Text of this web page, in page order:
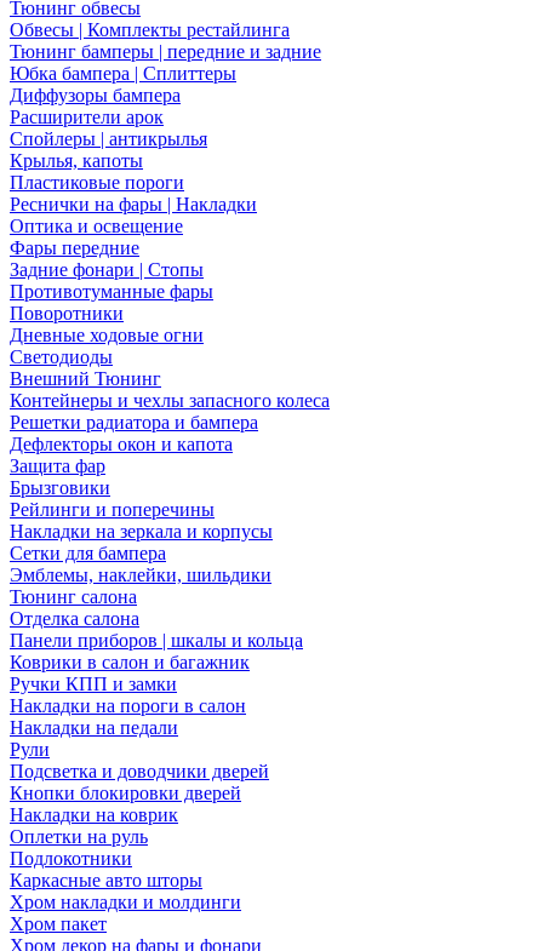
Тюнинг обвесы
Обвесы | Комплекты рестайлинга
Тюнинг бамперы | передние и задние
Юбка бампера | Сплиттеры
Диффузоры бампера
Расширители арок
Спойлеры | антикрылья
Крылья, капоты
Пластиковые пороги
Реснички на фары | Накладки
Оптика и освещение
Фары передние
Задние фонари | Стопы
Противотуманные фары
Поворотники
Дневные ходовые огни
Светодиоды
Внешний Тюнинг
Контейнеры и чехлы запасного колеса
Решетки радиатора и бампера
Дефлекторы окон и капота
Защита фар
Брызговики
Рейлинги и поперечины
Накладки на зеркала и корпусы
Сетки для бампера
Эмблемы, наклейки, шильдики
Тюнинг салона
Отделка салона
Панели приборов | шкалы и кольца
Коврики в салон и багажник
Ручки КПП и замки
Накладки на пороги в салон
Накладки на педали
Рули
Подсветка и доводчики дверей
Кнопки блокировки дверей
Накладки на коврик
Оплетки на руль
Подлокотники
Каркасные авто шторы
Хром накладки и молдинги
Хром пакет
Хром декор на фары и фонари